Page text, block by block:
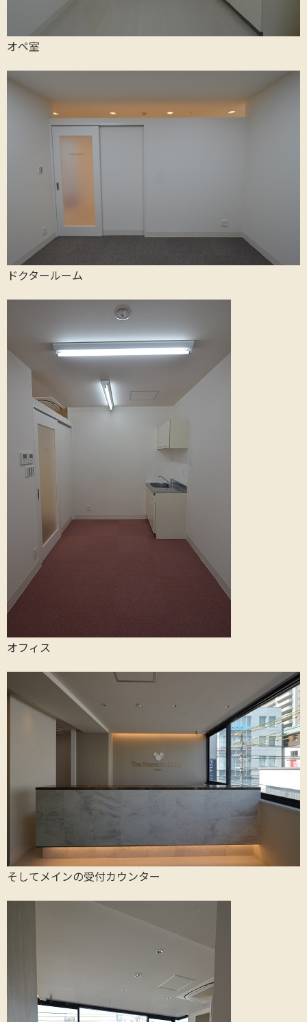
オペ室
ドクタールーム
オフィス
そしてメインの受付カウンター